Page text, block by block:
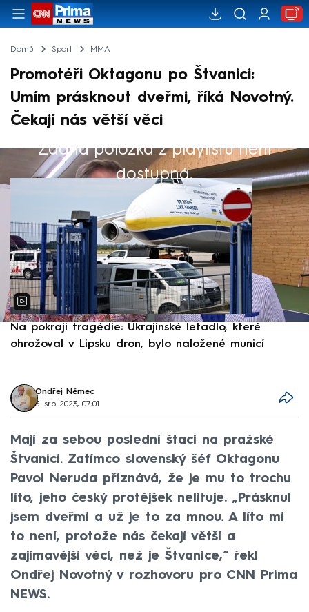
Domů Sport MMA
Promotéři Oktagonu po Štvanici:
Umím prásknout dveřmi, říká Novotný.
Čekají nás větší věci
Žádná položka z playlistu není
dostupná.
Výběr redakce
Na pokraji tragédie: Ukrajinské letadlo, které
ohrožoval v Lipsku dron, bylo naložené municí
Ondřej Němec
3. srp 2023, 07:01
Mají za sebou poslední štaci na pražské
Štvanici. Zatímco slovenský šéf Oktagonu
Pavol Neruda přiznává, že je mu to trochu
líto, jeho český protějšek nelituje. „Prásknul
jsem dveřmi a už je to za mnou. A líto mi
to není, protože nás čekají větší a
zajímavější věci, než je Štvanice,“ řekl
Ondřej Novotný v rozhovoru pro CNN Prima
NEWS.